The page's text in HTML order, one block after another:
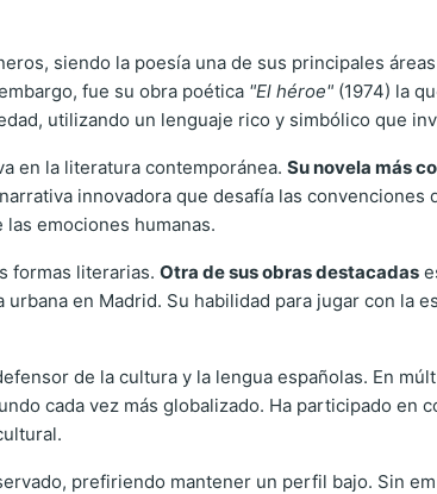
siendo la poesía una de sus principales
fue su obra poética "El héroe" (1974) la
utilizando un lenguaje rico y simbólico que
en la literatura contemporánea. Su novela más
innovadora que desafía las
emociones humanas.
formas literarias. Otra de sus obras destacadas
en Madrid. Su habilidad para jugar con la
de la cultura y la lengua españolas. En
cada vez más globalizado. Ha participado en
prefiriendo mantener un perfil bajo. Sin